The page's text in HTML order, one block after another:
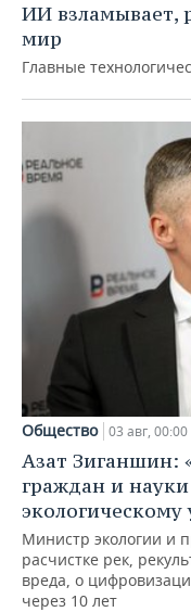
ИИ взламывает,
мир
Главные
Общество 03 авг, 00:00
Азат Зиганшин:
граждан и
экологическому
Министр экологии и
расчистке рек,
вреда, о
через 10 лет